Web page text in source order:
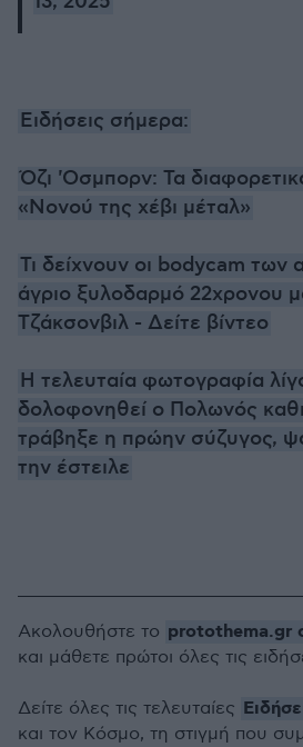
Ειδήσεις σήμερα:
Όζι 'Οσμπορν: Τα
«Νονού της χέβι μέταλ»
Τι δείχνουν οι bodycam των
άγριο ξυλοδαρμό 22χρονου
Τζάκσονβιλ - Δείτε βίντεο
Η τελευταία φωτογραφία
δολοφονηθεί ο Πολωνός
τράβηξε η πρώην σύζυγος,
την έστειλε
Ακολουθήστε το protothema.gr
και μάθετε πρώτοι όλες τις
Δείτε όλες τις τελευταίες
και τον Κόσμο, τη στιγμή που